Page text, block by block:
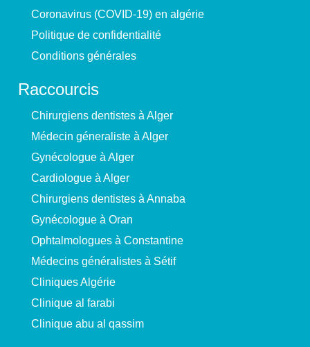
Coronavirus (COVID-19) en algérie
Politique de confidentialité
Conditions générales
Raccourcis
Chirurgiens dentistes à Alger
Médecin géneraliste à Alger
Gynécologue à Alger
Cardiologue à Alger
Chirurgiens dentistes à Annaba
Gynécologue à Oran
Ophtalmologues à Constantine
Médecins généralistes à Sétif
Cliniques Algérie
Clinique al farabi
Clinique abu al qassim